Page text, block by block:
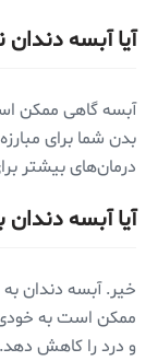
آیا آبسه
آبسه گاهی ممکن
بدن شما برای
درمان‌های بیشتر
آیا آبسه
خیر. آبسه دندان
ممکن است به
و درد را کاهش